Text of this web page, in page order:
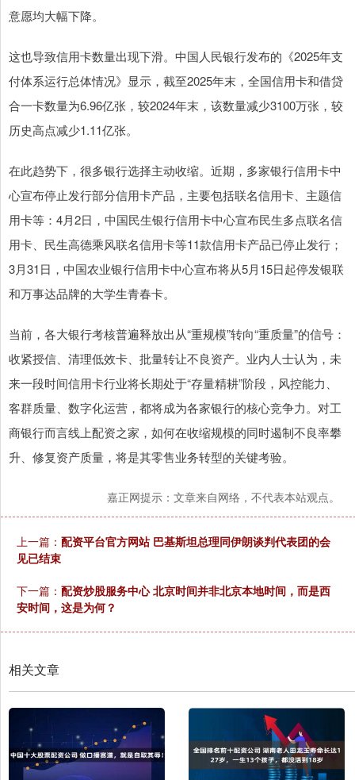
意愿均大幅下降。
这也导致信用卡数量出现下滑。中国人民银行发布的《2025年支
付体系运行总体情况》显示，截至2025年末，全国信用卡和借贷
合一卡数量为6.96亿张，较2024年末，该数量减少3100万张，较
历史高点减少1.11亿张。
在此趋势下，很多银行选择主动收缩。近期，多家银行信用卡中
心宣布停止发行部分信用卡产品，主要包括联名信用卡、主题信
用卡等：4月2日，中国民生银行信用卡中心宣布民生多点联名信
用卡、民生高德乘风联名信用卡等11款信用卡产品已停止发行；
3月31日，中国农业银行信用卡中心宣布将从5月15日起停发银联
和万事达品牌的大学生青春卡。
当前，各大银行考核普遍释放出从“重规模”转向“重质量”的信号：
收紧授信、清理低效卡、批量转让不良资产。业内人士认为，未
来一段时间信用卡行业将长期处于“存量精耕”阶段，风控能力、
客群质量、数字化运营，都将成为各家银行的核心竞争力。对工
商银行而言线上配资之家，如何在收缩规模的同时遏制不良率攀
升、修复资产质量，将是其零售业务转型的关键考验。
嘉正网提示：文章来自网络，不代表本站观点。
上一篇： 配资平台官方网站 巴基斯坦总理同伊朗谈判代表团的会
见已结束
下一篇： 配资炒股服务中心 北京时间并非北京本地时间，而是西
安时间，这是为何？
相关文章